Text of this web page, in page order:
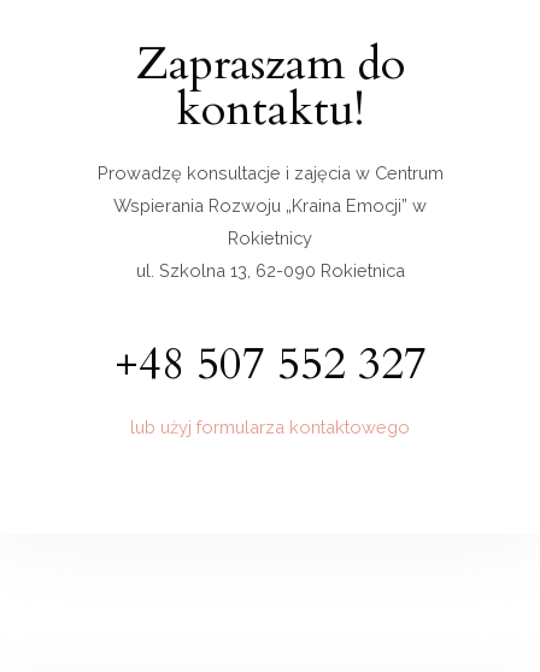
Zapraszam do
kontaktu!
Prowadzę konsultacje i zajęcia w Centrum
Wspierania Rozwoju „Kraina Emocji” w
Rokietnicy
ul. Szkolna 13, 62-090 Rokietnica
+48 507 552 327
lub użyj formularza kontaktowego